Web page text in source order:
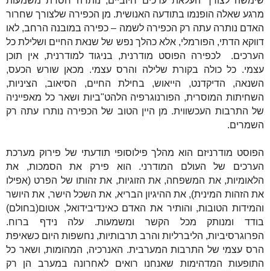
מרגע שאלה הופנמו בתודעה האנושית. מן הכפירה שלצורך שחרור
האדם נותרה עתה רק הכפירה לשמה – כפירה במובנה הרחב, לאו
דווקא הדתי, הפורמלי, אלא כהלך נפש של שנאת החיים ושלילת כל
הערכים.
לכפירה הפוסט מודרנית, בניגוד למודרנית, אין תוכן
עצמי. כל כולה בקורת שלילה והרס עצמי. מכאן שורש הכעס,
השנאה, הדיקדנט, הייאוש, בחילת החיים, הסיאוב, הציניות,
השחיתות המוסרית, הפורנוגרפיה הלהט"ביות ושאר כל מאפייניה
של התרבות העכשווית. מן היין הטוב של הכפירה נותרו עתה רק
השמרים.
הפוסט מודרניזם הוא מהלך פילוסופי תודעתי של פירוק מערכת
הערכים של העולם המודרני. הוא פירק את הסמכות, את
הלאומיות, את המשפחה, את הזוגיות, את זהותו של הפרט (אפילו
את הזהות המינית), את ההיגיון הבריא, את השכל הישר, את היושר
והמידות הטובות, והותיר את האדם כאינדיבידואל, אטום(בחולם)
בודד ומנותק מכל הקשר ומשמעות. עלה נידף ברוח.
הפרוגרסיביות, הליברליות והרב תרבותיות, נחשפות היום כשאיפת
הרס עצמי של התרבות המערבית. האנרכיה, המהומות, ושאר כל
התופעות המדהימות שאנחנו רואים לאחרונה במערב הן רק